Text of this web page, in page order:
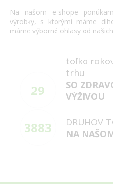
Na našom
e-shope
výrobky, s ktorými máme
máme výborné ohlasy od našich
29
toľko
trhu
SO
VÝŽIVOU
3883
DRUHOV
NA